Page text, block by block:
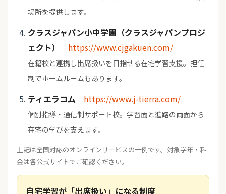
場所を提供します。
クラスジャパン小中学園（クラスジャパンプロジ
ェクト）
https://www.cjgakuen.com/
在籍校と連携し出席扱いを目指せる在宅学習支援。担任
制でホームルームもあります。
ティエラコム https://www.j-tierra.com/
個別指導・通信制サポート校。学習面と進路の両面から
在宅の学びを支えます。
上記は全国対応のオンラインサービスの一例です。対象学年・料
金は各公式サイトでご確認ください。
自宅学習が「出席扱い」になる制度